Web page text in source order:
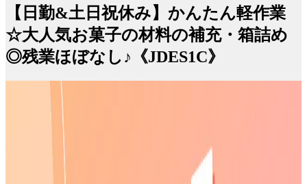
【日勤&土日祝休み】かんたん軽作業
☆大人気お菓子の材料の補充・箱詰め
◎残業ほぼなし♪《JDES1C》